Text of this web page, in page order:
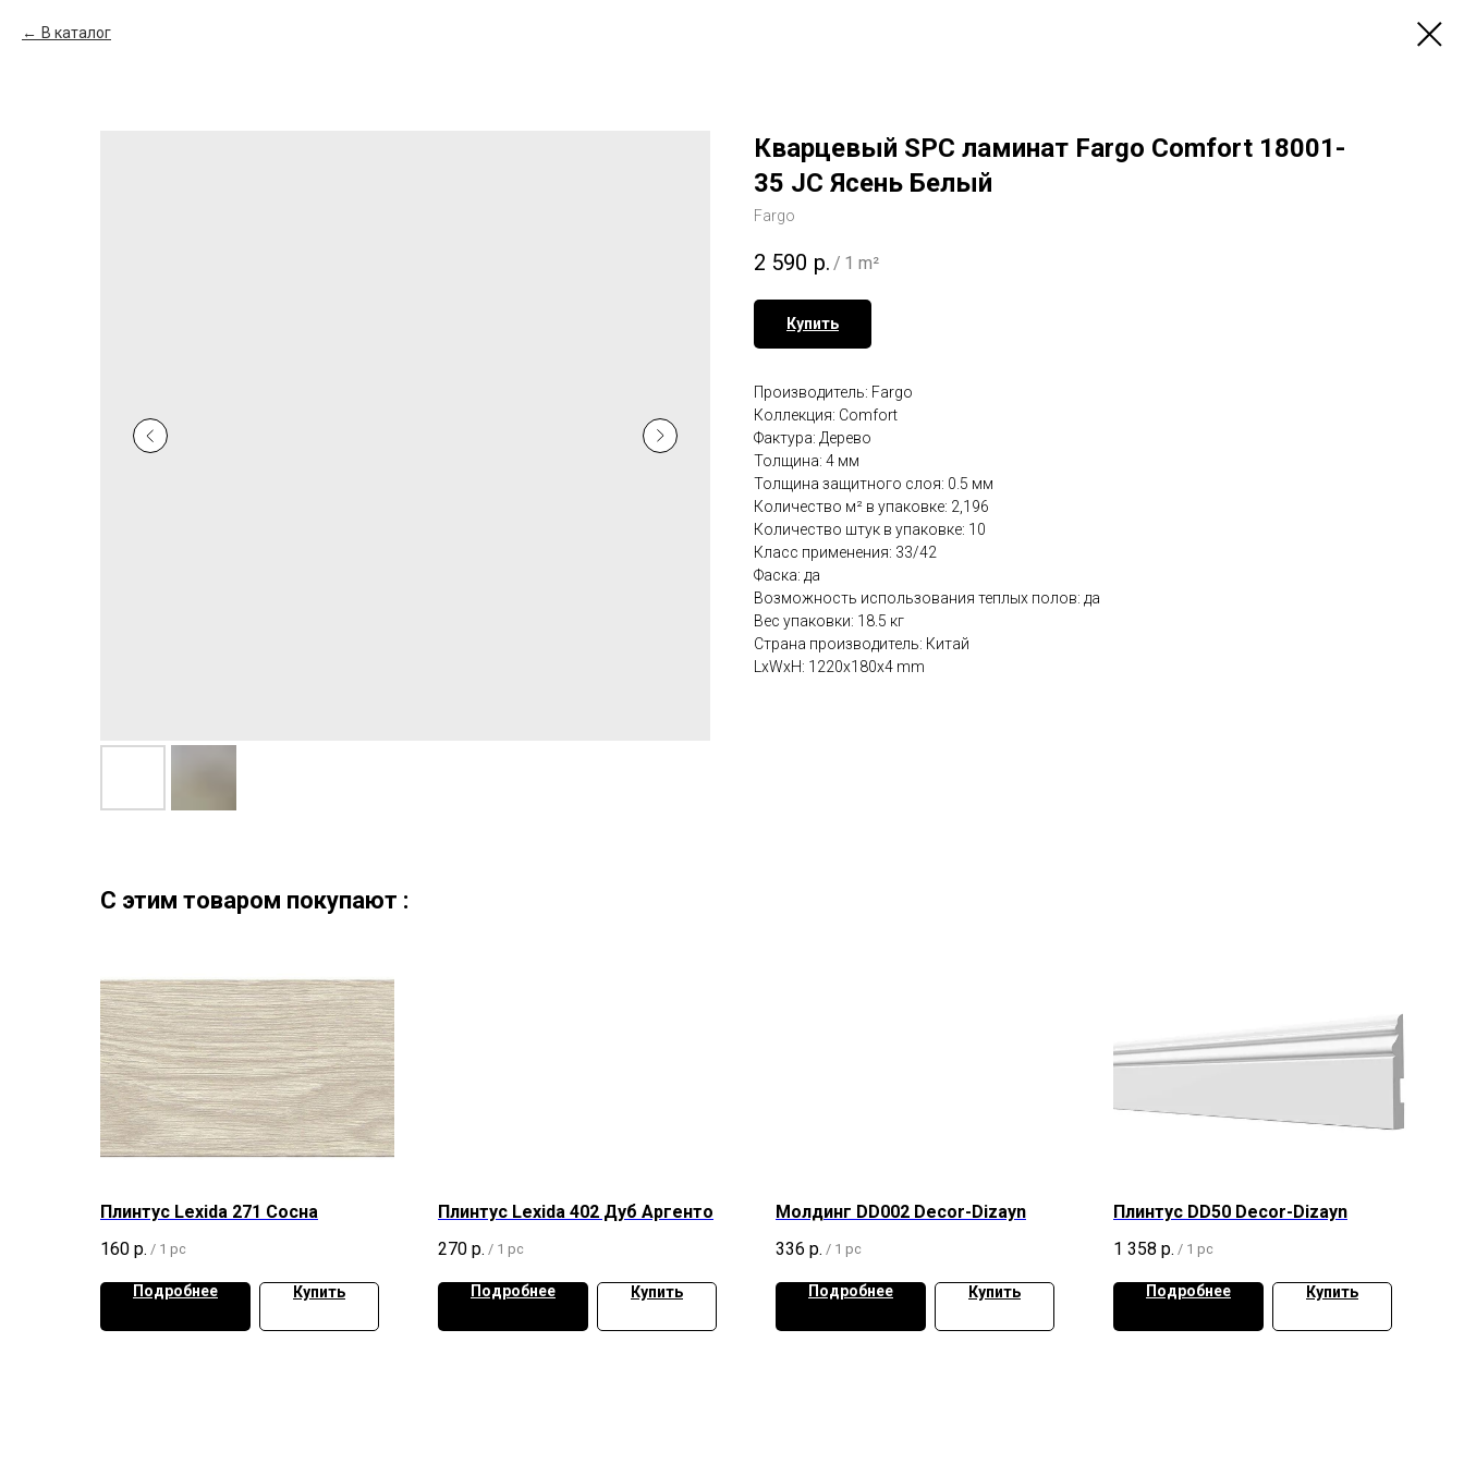
В каталог
Кварцевый SPC ламинат Fargo Comfort 18001-
35 JC Ясень Белый
Fargo
2 590 р. / 1 m²
Купить
Производитель: Fargo
Коллекция: Comfort
Фактура: Дерево
Толщина: 4 мм
Толщина защитного слоя: 0.5 мм
Количество м² в упаковке: 2,196
Количество штук в упаковке: 10
Класс применения: 33/42
Фаска: да
Возможность использования теплых полов: да
Вес упаковки: 18.5 кг
Страна производитель: Китай
LxWxH: 1220x180x4 mm
C этим товаром покупают :
Плинтус Lexida 271 Сосна
160 р. / 1 pc
Подробнее Купить
Плинтус Lexida 402 Дуб Аргенто
270 р. / 1 pc
Подробнее Купить
Молдинг DD002 Decor-Dizayn
336 р. / 1 pc
Подробнее Купить
Плинтус DD50 Decor-Dizayn
1 358 р. / 1 pc
Подробнее Купить